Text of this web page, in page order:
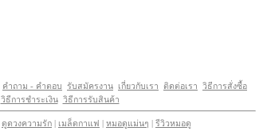
คำถาม - คำตอบ รับสมัครงาน เกี่ยวกับเรา ติดต่อเรา
วิธีการสั่งซื้อ
วิธีการชําระเงิน วิธีการรับสินค้า
ดูดวงความรัก เมล็ดกาแฟ หมอดูแม่นๆ รีวิวหมอดู